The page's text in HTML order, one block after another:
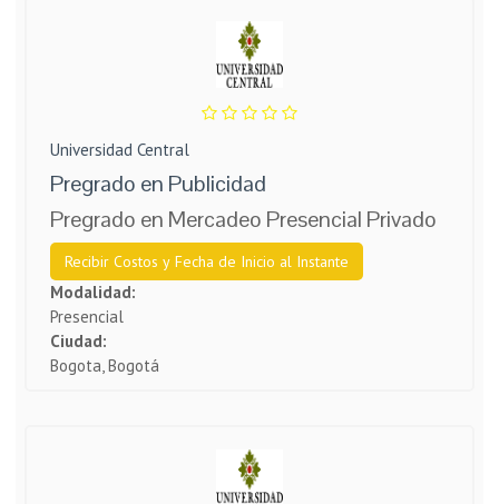
Universidad Central
Pregrado en Publicidad
Pregrado en Mercadeo Presencial Privado
Recibir Costos y Fecha de Inicio al Instante
Modalidad:
Presencial
Ciudad:
Bogota, Bogotá